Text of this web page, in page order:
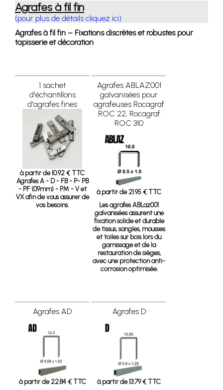
Agrafes à fil fin
(pour plus de détails cliquez ici)
Agrafes à fil fin – Fixations discrètes et robustes pour
tapisserie et décoration
1 sachet
d'échantillons
d'agrafes fines
à partir de 10.92 € TTC
Agrafes A - D - FB - P- PB
- PF (09mm) - PM - V et
VX afin de vous assurer de
vos besoins.
Agrafes ABLAZ001
galvanisées pour
agrafeuses Rocagraf
ROC 22, Rocagraf
ROC 310
à partir de 21.95 € TTC
Les agrafes ABLaz001
galvanisées assurent une
fixation solide et durable
de tissus, sangles, mousses
et toiles sur bois lors du
garnissage et de la
restauration de sièges,
avec une protection anti-
corrosion optimisée.
Agrafes AD
à partir de 22.84 € TTC
Agrafes D
à partir de 13.79 € TTC